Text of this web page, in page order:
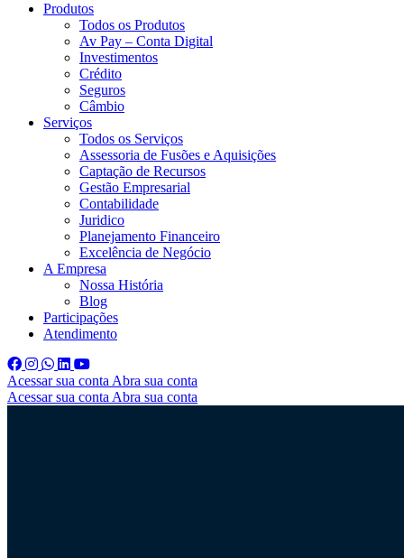
Produtos
Todos os Produtos
Av Pay – Conta Digital
Investimentos
Crédito
Seguros
Câmbio
Serviços
Todos os Serviços
Assessoria de Fusões e Aquisições
Captação de Recursos
Gestão Empresarial
Contabilidade
Juridico
Planejamento Financeiro
Excelência de Negócio
A Empresa
Nossa História
Blog
Participações
Atendimento
Acessar sua conta Abra sua conta
Acessar sua conta Abra sua conta